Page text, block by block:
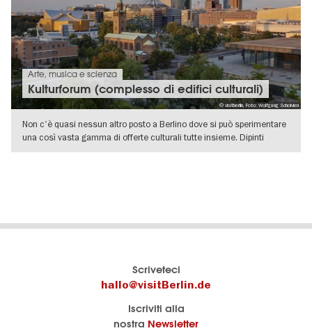
© visitberlin, Foto: Wolfgang Scholvien
Arte, musica e scienza
Kulturforum (complesso di edifici culturali)
Non c'è quasi nessun altro posto a Berlino dove si può sperimentare
una così vasta gamma di offerte culturali tutte insieme. Dipinti
Scriveteci
hallo@visitBerlin.de
Iscriviti alla
nostra Newsletter